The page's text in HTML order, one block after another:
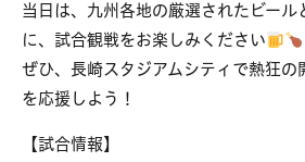
当日は、九州各地の厳選されたビール
に、試合観戦をお楽しみください
ぜひ、長崎スタジアムシティで熱狂の
を応援しよう！
【試合情報】